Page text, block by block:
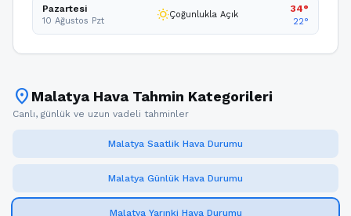
Pazartesi
10 Ağustos Pzt wb_sunnyÇoğunlukla Açık
34°
22°
location_on Malatya Hava Tahmin Kategorileri
Canlı, günlük ve uzun vadeli tahminler
Malatya Saatlik Hava Durumu
Malatya Günlük Hava Durumu
Malatya Yarınki Hava Durumu